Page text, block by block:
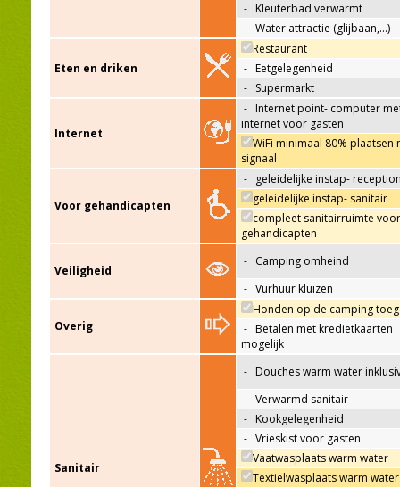
- Kleuterbad verwarmt
- Water attractie (glijbaan,…)
Eten en driken
Restaurant
- Eetgelegenheid
- Supermarkt
Internet
- Internet point- computer
internet voor gasten
WiFi minimaal 80% plaatsen
signaal
Voor gehandicapten
-
geleidelijke instap-
geleidelijke instap- sanitair
compleet sanitairruimte voor
gehandicapten
Veiligheid
- Camping omheind
- Vurhuur kluizen
Overig
Honden op de camping
- Betalen met kredietkaarten
mogelijk
Sanitair
- Douches warm water
- Verwarmd sanitair
- Kookgelegenheid
- Vrieskist voor gasten
Vaatwasplaats warm water
Textielwasplaats warm water